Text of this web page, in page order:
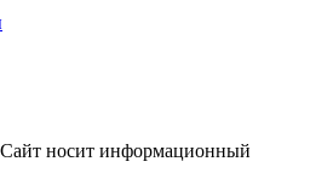
носит информационный